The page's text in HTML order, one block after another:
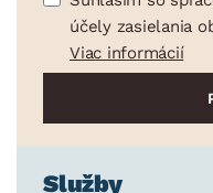
účely zasielania
Viac informácií
Služby